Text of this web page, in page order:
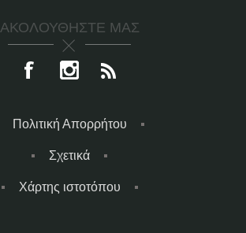
ΑΚΟΛΟΥΘΉΣΤΕ ΜΑΣ
Πολιτική Απορρήτου
Σχετικά
Χάρτης ιστοτόπου